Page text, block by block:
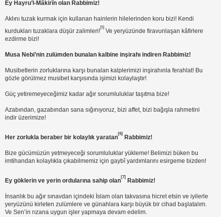
Ey Hayru’l-Mâkirîn olan Rabbimiz!
Aklını tuzak kurmak için kullanan hainlerin hilelerinden koru bizi! Kendi
kurdukları tuzaklara düşür zalimleri!
[5]
Ve yeryüzünde firavunlaşan kâfirlere
ezdirme bizi!
Musa Nebi’nin zulümden bunalan kalbine inşirahı indiren Rabbimiz!
Musibetlerin zorluklarına karşı bunalan kalplerimizi inşirahınla ferahlat! Bu
gözle görülmez musibet karşısında işimizi kolaylaştır!
Güç yetiremeyeceğimiz kadar ağır sorumluluklar taşıtma bize!
Azabından, gazabından sana sığınıyoruz, bizi affet, bizi bağışla rahmetini
indir üzerimize!
Her zorlukla beraber bir kolaylık yaratan
[6]
Rabbimiz!
Bize gücümüzün yetmeyeceği sorumluluklar yükleme! Belimizi büken bu
imtihandan kolaylıkla çıkabilmemiz için gaybî yardımlarını esirgeme bizden!
Ey göklerin ve yerin ordularına sahip olan
[7]
Rabbimiz!
İnsanlık bu ağır sınavdan içindeki İslam olan takvasına hicret etsin ve iyilerle
yeryüzünü kirleten zulümlere ve günahlara karşı büyük bir cihad başlatalım.
Ve Sen’in rızana uygun işler yapmaya devam edelim.